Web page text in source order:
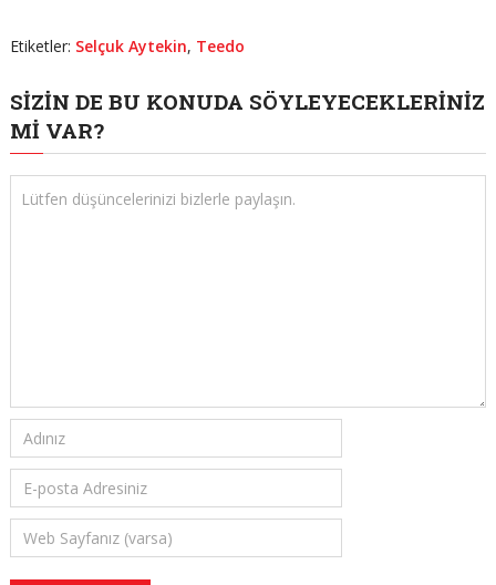
Etiketler: Selçuk Aytekin, Teedo
SIZIN DE BU KONUDA SÖYLEYECEKLERINIZ
MI VAR?